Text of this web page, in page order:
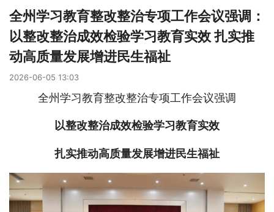
全州学习教育整改整治专项工作会议强调：
以整改整治成效检验学习教育实效 扎实推
动高质量发展增进民生福祉
2026-06-05 13:03
全州学习教育整改整治专项工作会议强调
以整改整治成效检验学习教育实效
扎实推动高质量发展增进民生福祉